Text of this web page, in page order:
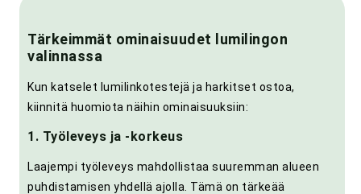
Tärkeimmät ominaisuudet lumilingon
valinnassa
Kun katselet lumilinkotestejä ja harkitset ostoa,
kiinnitä huomiota näihin ominaisuuksiin:
1. Työleveys ja -korkeus
Laajempi työleveys mahdollistaa suuremman alueen
puhdistamisen yhdellä ajolla. Tämä on tärkeää